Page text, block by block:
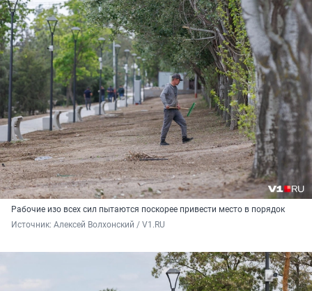
Рабочие изо всех сил пытаются поскорее привести место в порядок
Источник: Алексей Волхонский / V1.RU